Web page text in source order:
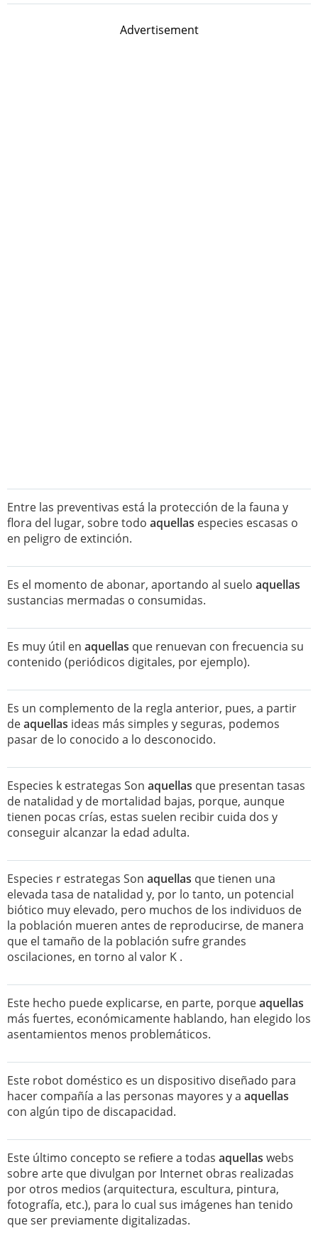
Advertisement
Entre las preventivas está la protección de la fauna y
flora del lugar, sobre todo aquellas especies escasas o
en peligro de extinción.
Es el momento de abonar, aportando al suelo aquellas
sustancias mermadas o consumidas.
Es muy útil en aquellas que renuevan con frecuencia su
contenido (periódicos digitales, por ejemplo).
Es un complemento de la regla anterior, pues, a partir
deaquellas ideas más simples y seguras, podemos
pasar de lo conocido a lo desconocido.
Especies k estrategas Son aquellas que presentan tasas
de natalidad y de mortalidad bajas, porque, aunque
tienen pocas crías, estas suelen recibir cuida dos y
conseguir alcanzar la edad adulta.
Especies r estrategas Son aquellas que tienen una
elevada tasa de natalidad y, por lo tanto, un potencial
biótico muy elevado, pero muchos de los individuos de
la población mueren antes de reproducirse, de manera
que el tamaño de la población sufre grandes
oscilaciones, en torno al valor K .
Este hecho puede explicarse, en parte, porqueaquellas
más fuertes, económicamente hablando, han elegido los
asentamientos menos problemáticos.
Este robot doméstico es un dispositivo diseñado para
hacer compañía a las personas mayores y a aquellas
con algún tipo de discapacidad.
Este último concepto se reﬁere a todas aquellas webs
sobre arte que divulgan por Internet obras realizadas
por otros medios (arquitectura, escultura, pintura,
fotografía, etc.), para lo cual sus imágenes han tenido
que ser previamente digitalizadas.